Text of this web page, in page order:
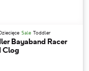
Sale Toddler
Bayaband Racer
Clog